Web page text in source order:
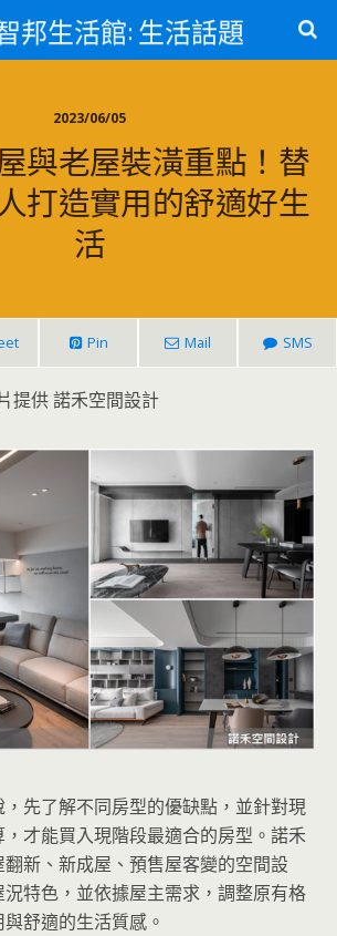
智邦生活館: 生活話題
2023/06/05
與老屋裝潢重點！替
打造實用的舒適好生
活
Pin Mail SMS
提供 諾禾空間設計
先了解不同房型的優缺點，並針對現
才能買入現階段最適合的房型。諾禾
新、新成屋、預售屋客變的空間設
特色，並依據屋主需求，調整原有格
舒適的生活質感。